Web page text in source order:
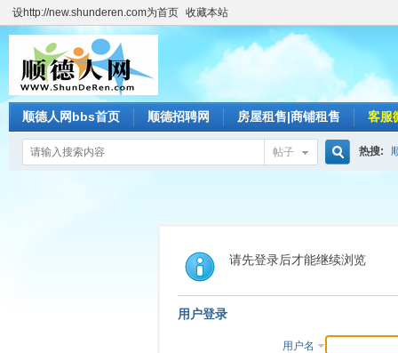
设http://new.shunderen.com为首页 收藏本站
顺德人网bbs首页 顺德招聘网 房屋租售|商铺租售 客服
帖子
索
热搜:
请先登录后才能继续浏览
用户登录
用户名